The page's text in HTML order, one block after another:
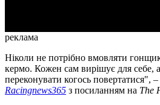
реклама
Ніколи не потрібно вмовляти
кермо. Кожен сам вирішує для себе,
переконувати когось повертатися",
Racingnews365 з посиланням на The